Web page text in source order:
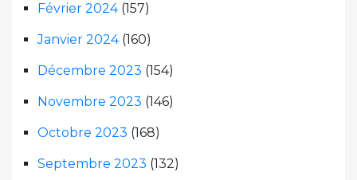
Février 2024(157)
Janvier 2024(160)
Décembre 2023 (154)
Novembre 2023 (146)
Octobre 2023 (168)
Septembre 2023 (132)